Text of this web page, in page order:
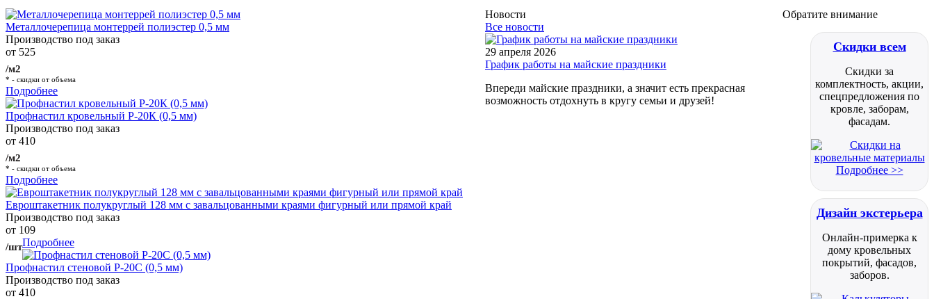
Металлочерепица монтеррей полиэстер 0,5 мм
Производство под заказ
от 525
/м2
* - скидки от объема
Подробнее
Профнастил кровельный Р-20К (0,5 мм)
Производство под заказ
от 410
/м2
* - скидки от объема
Подробнее
Евроштакетник полукруглый 128 мм с завальцованными краями фигурный или прямой край
Производство под заказ
от 109
/штПодробнее
Профнастил стеновой Р-20С (0,5 мм)
Производство под заказ
от 410
Обратите внимание
Скидки всем
Скидки за
комплектность, акции,
спецпредложения по
кровле, заборам,
фасадам.
Подробнее >>
Дизайн экстерьера
Онлайн-примерка к
дому кровельных
покрытий, фасадов,
заборов.
Новости
Все новости
29 апреля 2026
График работы на майские праздники
Впереди майские праздники, а значит есть прекрасная
возможность отдохнуть в кругу семьи и друзей!